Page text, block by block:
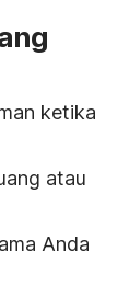
ketika
atau
Anda